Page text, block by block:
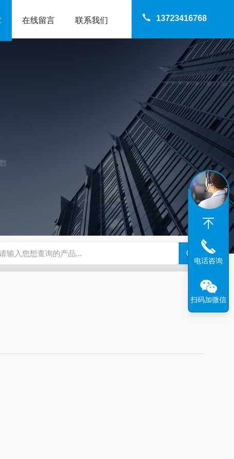
13723416768
在线留言 联系我们
列场发射扫描电镜 瑞士万通水分仪 布鲁克SkyScan2211高分
电话咨询
扫码加微信